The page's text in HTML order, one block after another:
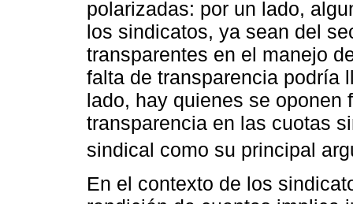
polarizadas: por un lado,
los sindicatos, ya sean del
transparentes en el manejo
falta de transparencia podría
lado, hay quienes se oponen
transparencia en las cuotas
sindical como su principal
En el contexto de los